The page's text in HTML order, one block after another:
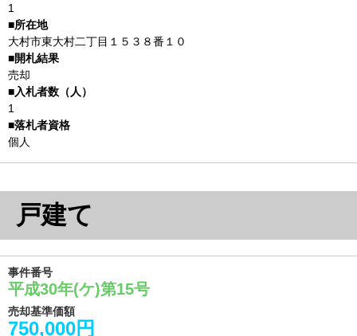
1
大村市東大村二丁目１５３８番１０
売却
1
個人
戸建て
事件番号
平成30年(ケ)第15号
売却基準価額
750,000円